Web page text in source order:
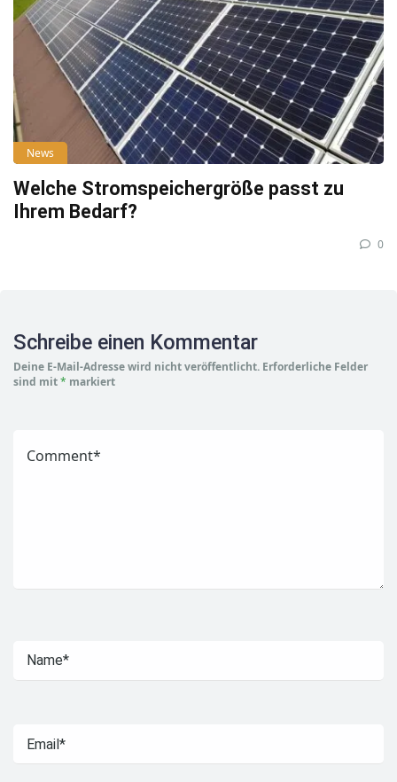
News
Welche Stromspeichergröße passt zu
Ihrem Bedarf?
0
Schreibe einen Kommentar
Deine E-Mail-Adresse wird nicht veröffentlicht. Erforderliche Felder
sind mit* markiert